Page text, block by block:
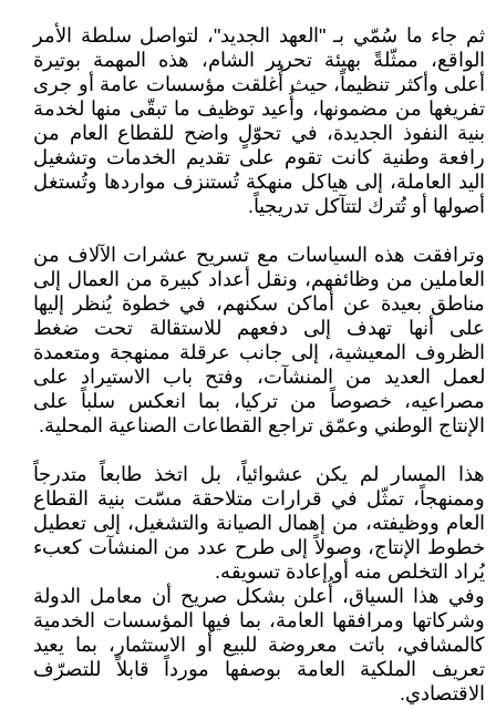
ثم جاء ما سُمّي بـ "العهد الجديد"، لتواصل سلطة الأمر
الواقع، ممثّلةً بهيئة تحرير الشام، هذه المهمة بوتيرة
أعلى وأكثر تنظيماً، حيث أُغلقت مؤسسات عامة أو جرى
تفريغها من مضمونها، وأُعيد توظيف ما تبقّى منها لخدمة
بنية النفوذ الجديدة، في تحوّلٍ واضح للقطاع العام من
رافعة وطنية كانت تقوم على تقديم الخدمات وتشغيل
اليد العاملة، إلى هياكل منهكة تُستنزف مواردها وتُستغل
أصولها أو تُترك لتتآكل تدريجياً.
وترافقت هذه السياسات مع تسريح عشرات الآلاف من
العاملين من وظائفهم، ونقل أعداد كبيرة من العمال إلى
مناطق بعيدة عن أماكن سكنهم، في خطوة يُنظر إليها
على أنها تهدف إلى دفعهم للاستقالة تحت ضغط
الظروف المعيشية، إلى جانب عرقلة ممنهجة ومتعمدة
لعمل العديد من المنشآت، وفتح باب الاستيراد على
مصراعيه، خصوصاً من تركيا، بما انعكس سلباً على
الإنتاج الوطني وعمّق تراجع القطاعات الصناعية المحلية.
هذا المسار لم يكن عشوائياً، بل اتخذ طابعاً متدرجاً
وممنهجاً، تمثّل في قرارات متلاحقة مسّت بنية القطاع
العام ووظيفته، من إهمال الصيانة والتشغيل، إلى تعطيل
خطوط الإنتاج، وصولاً إلى طرح عدد من المنشآت كعبء
يُراد التخلص منه أو إعادة تسويقه.
وفي هذا السياق، أُعلن بشكل صريح أن معامل الدولة
وشركاتها ومرافقها العامة، بما فيها المؤسسات الخدمية
كالمشافي، باتت معروضة للبيع أو الاستثمار، بما يعيد
تعريف الملكية العامة بوصفها مورداً قابلاً للتصرّف
الاقتصادي.